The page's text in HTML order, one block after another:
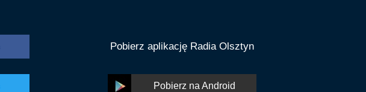
Pobierz aplikację Radia Olsztyn
Pobierz na Android